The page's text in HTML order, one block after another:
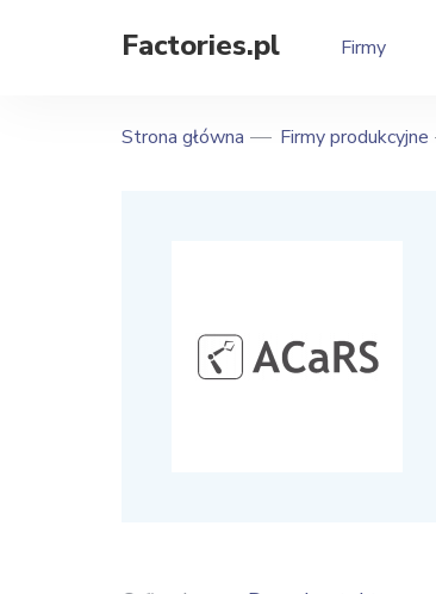
Factories.pl Firmy
Strona główna Firmy produkcyjne